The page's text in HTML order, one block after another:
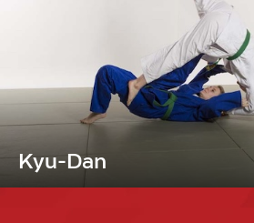
Kyu-Dan